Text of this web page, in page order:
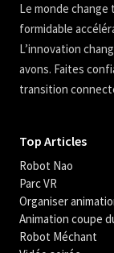
Le monde
formidable
L’innovation
avons. Faites
transition
Top Articles
Robot Nao
Parc VR
Organiser
Animation coupe
Robot Méchant